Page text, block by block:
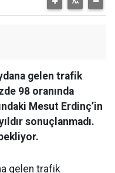
gelen trafik
98 oranında
Mesut Erdinç’in
sonuçlanmadı.
gelen trafik